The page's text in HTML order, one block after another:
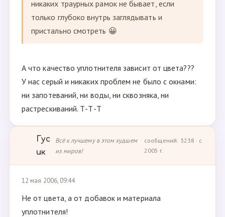
никаких траурных рамок не бывает, если
только глубоко внутрь заглядывать и
пристально смотреть 😀
А что качество уплотнителя зависит от цвета???
У нас серый и никаких проблем не было с окнами:
ни запотеваний, ни воды, ни сквозняка, ни
растрескиваний. Т-Т-Т
Гус
ик
Всё к лучшему в этом худшем
из миров!
сообщений: 3238 · с
2005 г.
12 мая 2006, 09:44
Не от цвета, а от добавок и материала
уплотнителя!